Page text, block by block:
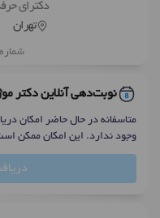
دکترای
تهران
نوبت‌دهی آنلاین دکتر
متاسفانه در حال حاضر امکان
وجود ندارد. این امکان ممکن